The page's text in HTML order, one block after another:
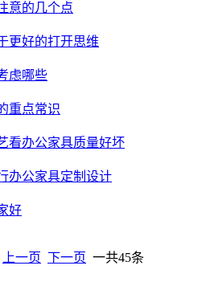
意的几个点
更好的打开思维
虑哪些
重点常识
看办公家具质量好坏
办公家具定制设计
好
上一页 下一页 一共45条